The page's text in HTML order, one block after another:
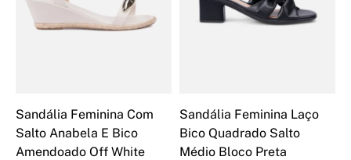
Sandália Feminina Com
Salto Anabela E Bico
Amendoado Off White
Sandália Feminina Laço
Bico Quadrado Salto
Médio Bloco Preta